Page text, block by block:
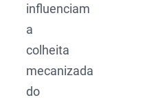
influenciam
a
colheita
mecanizada
do